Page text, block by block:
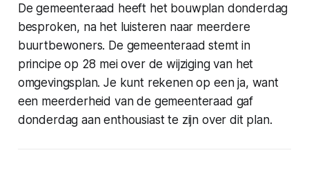
De gemeenteraad heeft het bouwplan donderdag
besproken, na het luisteren naar meerdere
buurtbewoners. De gemeenteraad stemt in
principe op 28 mei over de wijziging van het
omgevingsplan. Je kunt rekenen op een ja, want
een meerderheid van de gemeenteraad gaf
donderdag aan enthousiast te zijn over dit plan.